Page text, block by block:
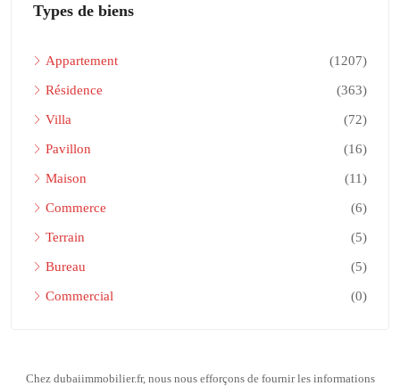
Types de biens
Appartement (1207)
Résidence (363)
Villa (72)
Pavillon (16)
Maison (11)
Commerce (6)
Terrain (5)
Bureau (5)
Commercial (0)
Chez dubaiimmobilier.fr, nous nous efforçons de fournir les informations